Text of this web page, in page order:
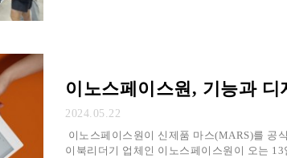
이노스페이스원, 기능과
2024.05.22
이노스페이스원이 신제품 마스(MARS)를 공
이북리더기 업체인 이노스페이스원이 오는